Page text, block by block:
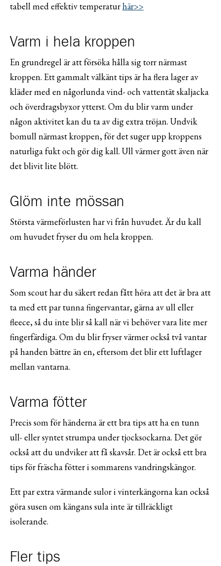
tabell med effektiv temperaturhär>>
Varm i hela kroppen
En grundregel är att försöka hålla sig torr närmast
kroppen. Ett gammalt välkänt tips är ha flera lager av
kläder med en någorlunda vind- och vattentät skaljacka
och överdragsbyxor ytterst. Om du blir varm under
någon aktivitet kan du ta av dig extra tröjan. Undvik
bomull närmast kroppen, för det suger upp kroppens
naturliga fukt och gör dig kall. Ull värmer gott även när
det blivit lite blött.
Glöm inte mössan
Största värmeförlusten har vi från huvudet. Är du kall
om huvudet fryser du om hela kroppen.
Varma händer
Som scout har du säkert redan fått höra att det är bra att
ta med ett par tunna fingervantar, gärna av ull eller
fleece, så du inte blir så kall när vi behöver vara lite mer
fingerfärdiga. Om du blir fryser värmer också två vantar
på handen bättre än en, eftersom det blir ett luftlager
mellan vantarna.
Varma fötter
Precis som för händerna är ett bra tips att ha en tunn
ull- eller syntet strumpa under tjocksockarna. Det gör
också att du undviker att få skavsår. Det är också ett bra
tips för fräscha fötter i sommarens vandringskängor.
Ett par extra värmande sulor i vinterkängorna kan också
göra susen om kängans sula inte är tillräckligt
isolerande.
Fler tips